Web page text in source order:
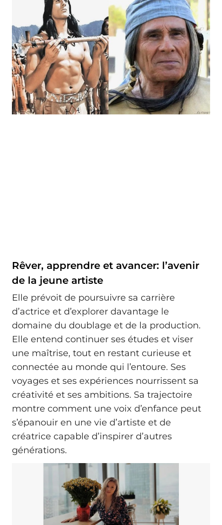
Rêver, apprendre et avancer: l’avenir
de la jeune artiste
Elle prévoit de poursuivre sa carrière
d’actrice et d’explorer davantage le
domaine du doublage et de la production.
Elle entend continuer ses études et viser
une maîtrise, tout en restant curieuse et
connectée au monde qui l’entoure. Ses
voyages et ses expériences nourrissent sa
créativité et ses ambitions. Sa trajectoire
montre comment une voix d’enfance peut
s’épanouir en une vie d’artiste et de
créatrice capable d’inspirer d’autres
générations.